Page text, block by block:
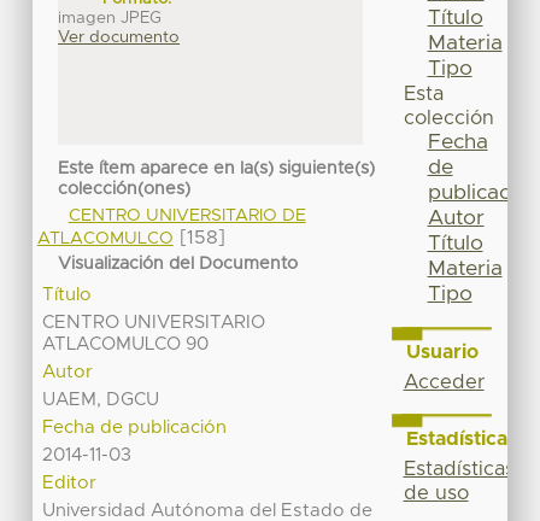
imagen JPEG
Ver documento
Este ítem aparece en la(s) siguiente(s)
colección(ones)
CENTRO UNIVERSITARIO DE
ATLACOMULCO
[158]
Visualización del Documento
Título
CENTRO UNIVERSITARIO
ATLACOMULCO 90
Autor
UAEM, DGCU
Fecha de publicación
2014-11-03
Editor
Universidad Autónoma del Estado de
Título
Materia
Tipo
Esta
colección
Fecha
de
publicación
Autor
Título
Materia
Tipo
Usuario
Acceder
Estadísticas
Estadísticas
de uso